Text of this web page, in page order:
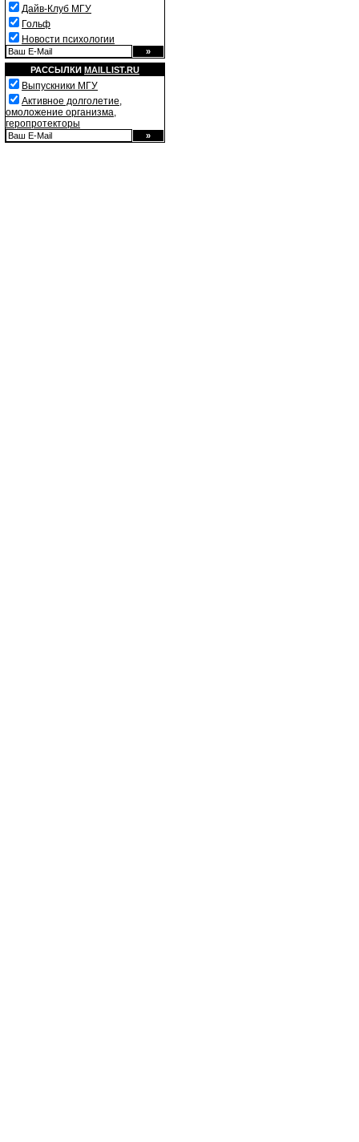
Дайв-Клуб МГУ
Гольф
Новости психологии
РАССЫЛКИ MAILLIST.RU
Выпускники МГУ
Активное долголетие,
омоложение организма,
геропротекторы